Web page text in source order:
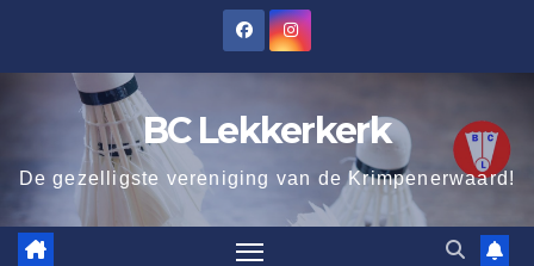
BC Lekkerkerk
De gezelligste vereniging van de Krimpenerwaard!